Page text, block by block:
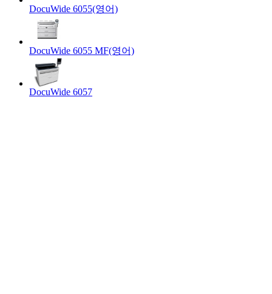
DocuWide 6055(영어)
DocuWide 6055 MF(영어)
DocuWide 6057